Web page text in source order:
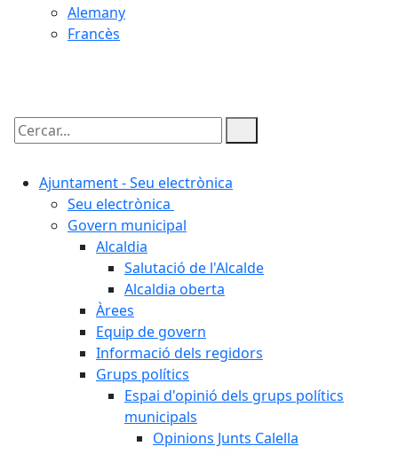
Alemany
Francès
Cercar:
Ajuntament - Seu electrònica
Seu electrònica
Govern municipal
Alcaldia
Salutació de l'Alcalde
Alcaldia oberta
Àrees
Equip de govern
Informació dels regidors
Grups polítics
Espai d'opinió dels grups polítics
municipals
Opinions Junts Calella